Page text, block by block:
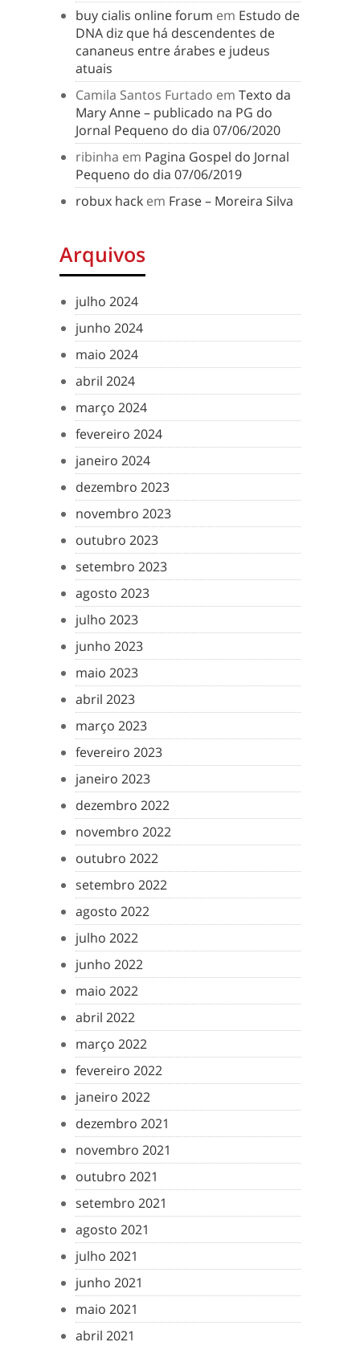
buy cialis online forum em Estudo de
DNA diz que há descendentes de
cananeus entre árabes e judeus
atuais
Camila Santos Furtado em Texto da
Mary Anne – publicado na PG do
Jornal Pequeno do dia 07/06/2020
ribinha em Pagina Gospel do Jornal
Pequeno do dia 07/06/2019
robux hack em Frase – Moreira Silva
Arquivos
julho 2024
junho 2024
maio 2024
abril 2024
março 2024
fevereiro 2024
janeiro 2024
dezembro 2023
novembro 2023
outubro 2023
setembro 2023
agosto 2023
julho 2023
junho 2023
maio 2023
abril 2023
março 2023
fevereiro 2023
janeiro 2023
dezembro 2022
novembro 2022
outubro 2022
setembro 2022
agosto 2022
julho 2022
junho 2022
maio 2022
abril 2022
março 2022
fevereiro 2022
janeiro 2022
dezembro 2021
novembro 2021
outubro 2021
setembro 2021
agosto 2021
julho 2021
junho 2021
maio 2021
abril 2021